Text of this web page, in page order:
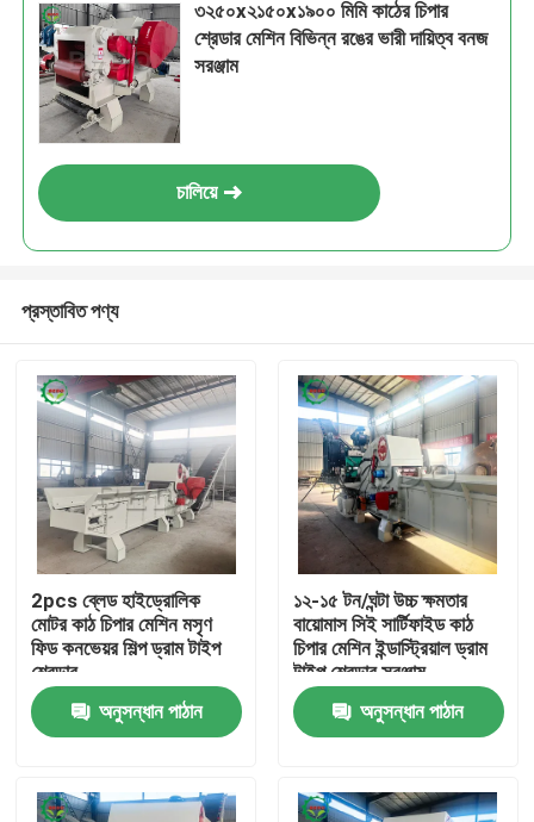
বাড়ি
পণ্য
৩২৫০x২১৫০x১৯০০ মিমি কাঠের চিপার
শ্রেডার মেশিন বিভিন্ন রঙের ভারী দায়িত্ব বনজ
সরঞ্জাম
চালিয়ে
প্রস্তাবিত পণ্য
2pcs ব্লেড হাইড্রোলিক
মোটর কাঠ চিপার মেশিন মসৃণ
ফিড কনভেয়র শিল্প ড্রাম টাইপ
শ্রেডার
অনুসন্ধান পাঠান
১২-১৫ টন/ঘন্টা উচ্চ ক্ষমতার
বায়োমাস সিই সার্টিফাইড কাঠ
চিপার মেশিন ইন্ডাস্ট্রিয়াল ড্রাম
টাইপ শ্রেডার সরঞ্জাম
অনুসন্ধান পাঠান